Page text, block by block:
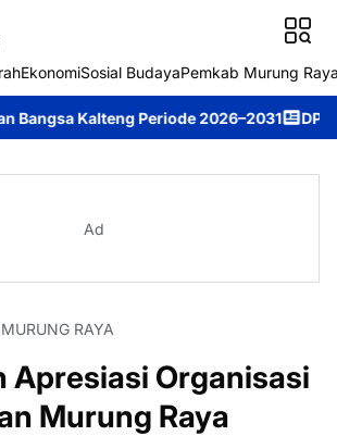
EkonomiSosial BudayaPemkab Murung
Periode 2026–2031 DPRD Murung Raya
Ad
RAYA
Apresiasi Organisasi
Murung Raya